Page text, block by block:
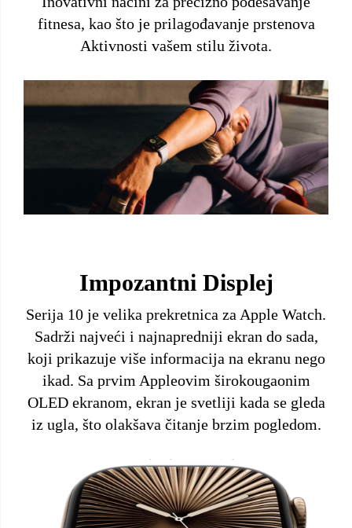
fitnesa, kao što je prilagođavanje prstenova
Aktivnosti vašem stilu života.
Impozantni Displej
Serija 10 je velika prekretnica za Apple Watch.
Sadrži najveći i najnapredniji ekran do sada,
koji prikazuje više informacija na ekranu nego
ikad. Sa prvim Appleovim širokougaonim
OLED ekranom, ekran je svetliji kada se gleda
iz ugla, što olakšava čitanje brzim pogledom.